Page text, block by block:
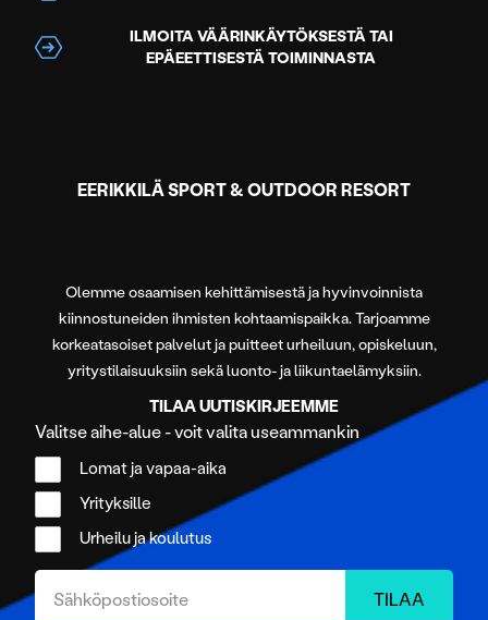
ILMOITA VÄÄRINKÄYTÖKSESTÄ TAI
EPÄEETTISESTÄ TOIMINNASTA
EERIKKILÄ SPORT & OUTDOOR RESORT
Olemme osaamisen kehittämisestä ja hyvinvoinnista
kiinnostuneiden ihmisten kohtaamispaikka. Tarjoamme
korkeatasoiset palvelut ja puitteet urheiluun, opiskeluun,
yritystilaisuuksiin sekä luonto- ja liikuntaelämyksiin.
TILAA UUTISKIRJEEMME
Valitse aihe-alue - voit valita useammankin
Lomat ja vapaa-aika
Yrityksille
Urheilu ja koulutus